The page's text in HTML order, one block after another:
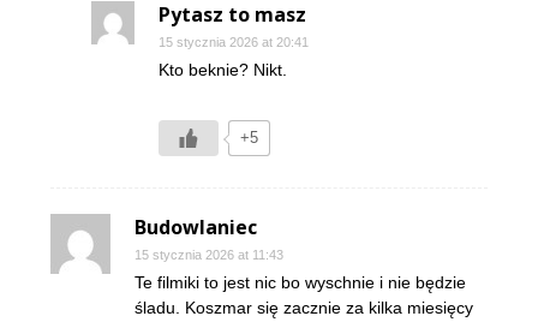
Pytasz to masz
15 stycznia 2026 at 20:41
Kto beknie? Nikt.
+5
Budowlaniec
15 stycznia 2026 at 11:43
Te filmiki to jest nic bo wyschnie i nie będzie
śladu. Koszmar się zacznie za kilka miesięcy